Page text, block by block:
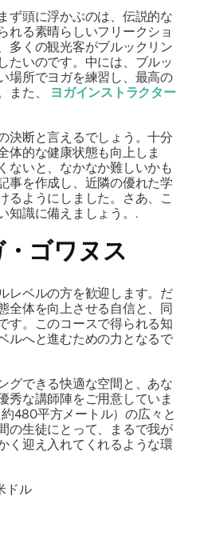
ず頭に浮かぶのは、伝説的な
れる素晴らしいフリークショ
多くの観光客がブルックリン
たいのです。中には、ブルッ
場所でヨガを練習し、最高の
また、 ヨガインストラクター
決断と言えるでしょう。十分
体的な健康状態も向上しま
ないと、なかなか難しいかも
事を作成し、近隣の優れた学
るようにしました。さあ、こ
知識に備えましょう。.
ゴワヌス
レベルの方を歓迎します。だ
全体を向上させる自信と、同
す。このコースで得られる知
ルへと進むための力となるで
グできる快適な空間と、あな
秀な講師陣をご用意していま
480平方メートル）の広々と
の生徒にとって、まるで我が
く迎え入れてくれるような環
ドル